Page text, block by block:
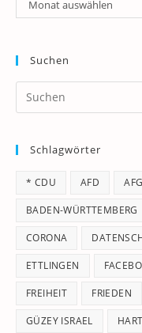
Monat auswählen
Suchen
Schlagwörter
* CDU AFD
BADEN-WÜRTTEMBERG
CORONA
ETTLINGEN
FREIHEIT FRIEDEN
GÜZEY ISRAEL